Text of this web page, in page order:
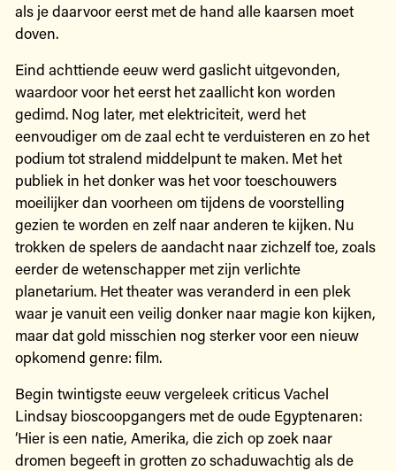
als je daarvoor eerst met de hand alle kaarsen moet
doven.
Eind achttiende eeuw werd gaslicht uitgevonden,
waardoor voor het eerst het zaallicht kon worden
gedimd. Nog later, met elektriciteit, werd het
eenvoudiger om de zaal echt te verduisteren en zo het
podium tot stralend middelpunt te maken. Met het
publiek in het donker was het voor toeschouwers
moeilijker dan voorheen om tijdens de voorstelling
gezien te worden en zelf naar anderen te kijken. Nu
trokken de spelers de aandacht naar zichzelf toe, zoals
eerder de wetenschapper met zijn verlichte
planetarium. Het theater was veranderd in een plek
waar je vanuit een veilig donker naar magie kon kijken,
maar dat gold misschien nog sterker voor een nieuw
opkomend genre: film.
Begin twintigste eeuw vergeleek criticus Vachel
Lindsay bioscoopgangers met de oude Egyptenaren:
‘Hier is een natie, Amerika, die zich op zoek naar
dromen begeeft in grotten zo schaduwachtig als de